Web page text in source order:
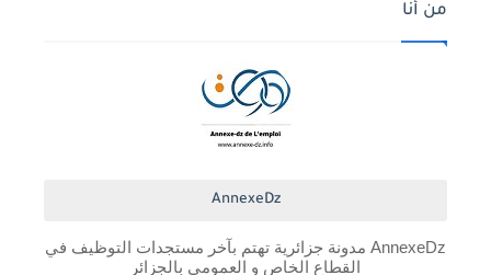
من أنا
AnnexeDz
AnnexeDz مدونة جزائرية تهتم بآخر مستجدات التوظيف في
القطاع الخاص و العمومي بالجزائر